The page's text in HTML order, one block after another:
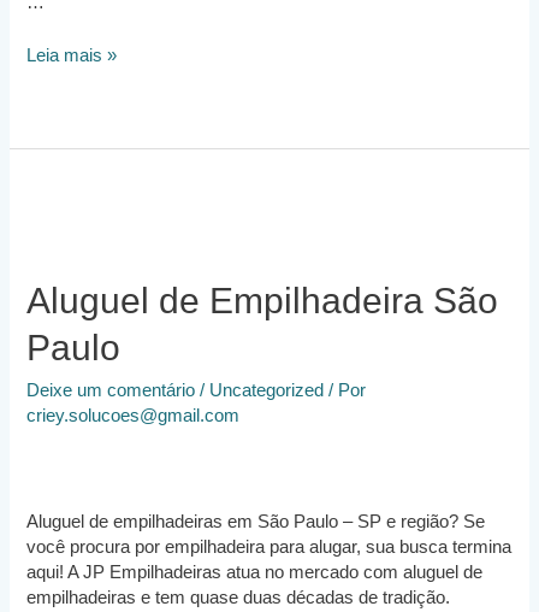
Empresa
Empilhadeiras
Leia mais »
Aluguel de Empilhadeira São
Paulo
Deixe um comentário / Uncategorized / Por
criey.solucoes@gmail.com
Aluguel de empilhadeiras em São Paulo – SP e região? Se
você procura por empilhadeira para alugar, sua busca termina
aqui! A JP Empilhadeiras atua no mercado com aluguel de
empilhadeiras e tem quase duas décadas de tradição.